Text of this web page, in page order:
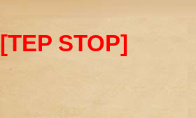
[TEP STOP]